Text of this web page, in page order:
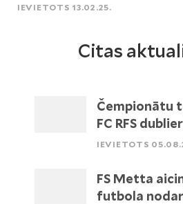
IEVIETOTS 13.02.25.
Citas
Čempionātu
FC RFS
IEVIETOTS
FS Metta
futbola